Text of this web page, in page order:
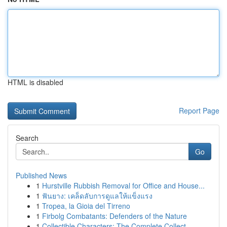
HTML is disabled
Report Page
Search
Go
Published News
1 Hurstville Rubbish Removal for Office and House...
1 ฟันยาง: เคล็ดลับการดูแลให้แข็งแรง
1 Tropea, la Gioia del Tirreno
1 Firbolg Combatants: Defenders of the Nature